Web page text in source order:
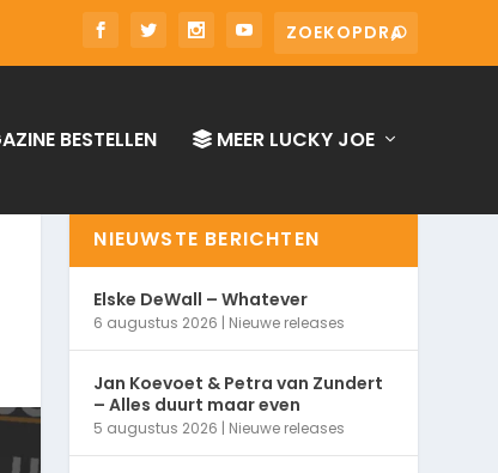
BESTELLEN MEER LUCKY JOE
NIEUWSTE BERICHTEN
Elske DeWall – Whatever
6 augustus 2026 | Nieuwe releases
Jan Koevoet & Petra van Zundert
– Alles duurt maar even
5 augustus 2026 | Nieuwe releases